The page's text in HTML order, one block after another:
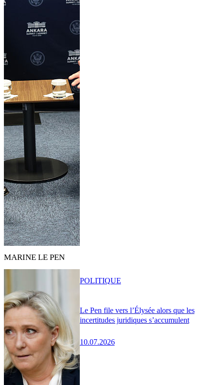
MARINE LE PEN
Le Pen file vers l’Élysée alors que les
incertitudes juridiques s’accumulent
10.07.2026
POLITIQUE